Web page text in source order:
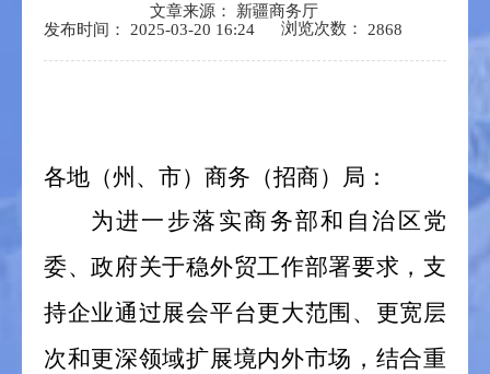
文章来源： 新疆商务厅
发布时间： 2025-03-20 16:24
浏览次数： 2868
各地（州、市）商务（招商）局：
为进一步落实商务部和自治区党
委、政府关于稳外贸工作部署要求，支
持企业通过展会平台更大范围、更宽层
次和更深领域扩展境内外市场，结合重